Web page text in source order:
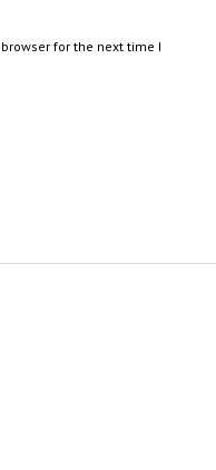
for the next time I